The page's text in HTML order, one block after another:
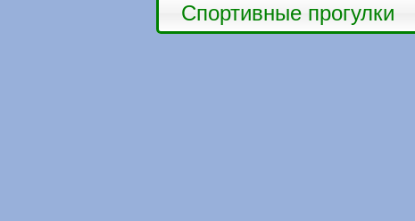
Спортивные прогулки